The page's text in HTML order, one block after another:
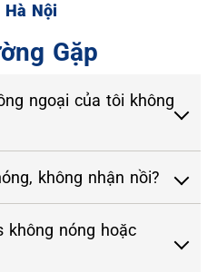
Hà Nội
Gặp
ngoại của tôi không
không nhận nồi?
không nóng hoặc